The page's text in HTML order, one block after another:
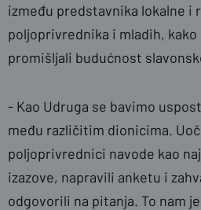
između predstavnika lokalne i
poljoprivrednika i mladih, kako
promišljali budućnost
- Kao Udruga se bavimo
među različitim dionicima.
poljoprivrednici navode kao
izazove, napravili anketu i
odgovorili na pitanja. To nam